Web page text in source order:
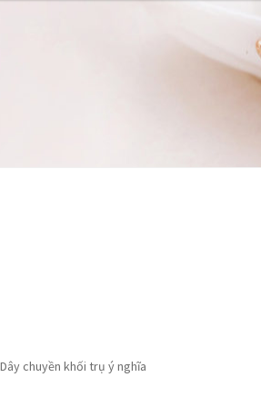
Dây chuyền khối trụ ý nghĩa